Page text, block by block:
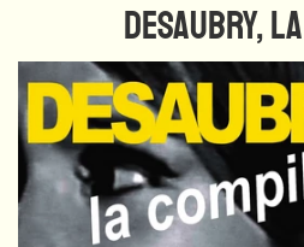
DESAUBRY,